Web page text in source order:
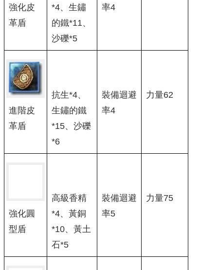
強化皮
革盾
*4、生鏽
的鐵*11、
沙礫*5
率4
進階皮
革盾
抗生*4、
生鏽的鐵
*15、沙礫
*6
裝備迴避
率4
力量62
強化圓
型盾
高級香精
*4、黃銅
*10、黃土
石*5
裝備迴避
率5
力量75